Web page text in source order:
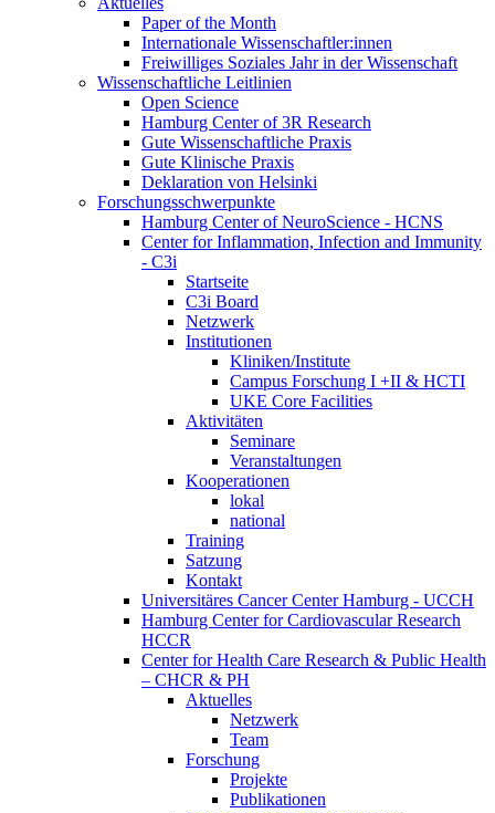
Paper of the Month
Internationale Wissenschaftler:innen
Freiwilliges Soziales Jahr in der Wissenschaft
Wissenschaftliche Leitlinien
Open Science
Hamburg Center of 3R Research
Gute Wissenschaftliche Praxis
Gute Klinische Praxis
Deklaration von Helsinki
Forschungsschwerpunkte
Hamburg Center of NeuroScience - HCNS
Center for Inflammation, Infection and Immunity
- C3i
Startseite
C3i Board
Netzwerk
Institutionen
Kliniken/Institute
Campus Forschung I +II & HCTI
UKE Core Facilities
Aktivitäten
Seminare
Veranstaltungen
Kooperationen
lokal
national
Training
Satzung
Kontakt
Universitäres Cancer Center Hamburg - UCCH
Hamburg Center for Cardiovascular Research
HCCR
Center for Health Care Research & Public Health
– CHCR & PH
Aktuelles
Netzwerk
Team
Forschung
Projekte
Publikationen